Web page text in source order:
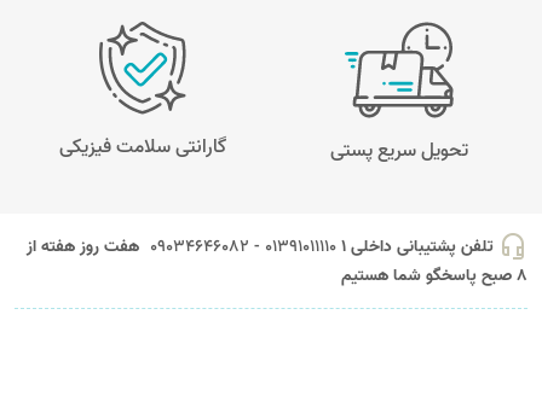
تحویل سریع پستی گارانتی سلامت فیزیکی
headset_mic تلفن پشتیبانی داخلی 1 01391011110 - 09034646082
هفت روز هفته از
8 صبح پاسخگو شما هستیم